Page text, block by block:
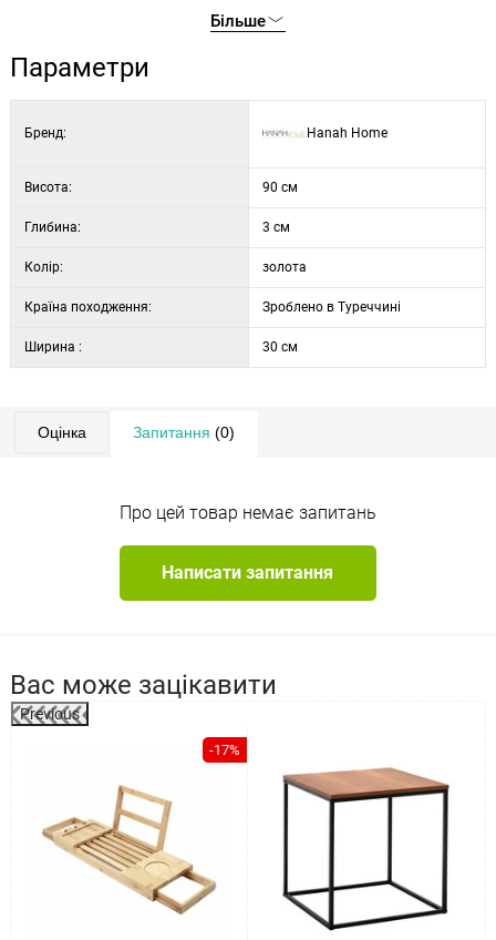
тип дзеркала: на комод
ширина: 30 см
глибина:
Більше
Параметри
Бренд: Hanah Home
Висота: 90 см
Глибина: 3 см
Колір: золота
Країна походження: Зроблено в Туреччині
Ширина : 30 см
Оцінка Запитання (0)
Про цей товар немає запитань
Написати запитання
Вас може зацікавити
Previous
-17%